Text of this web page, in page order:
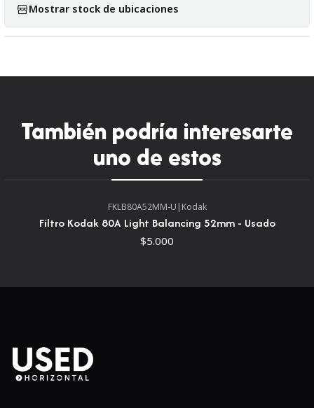
Mostrar stock de ubicaciones
También podría interesarte
uno de estos
FKLB80A52MM-U | Kodak
Filtro Kodak 80A Light Balancing 52mm - Usado
$5.000